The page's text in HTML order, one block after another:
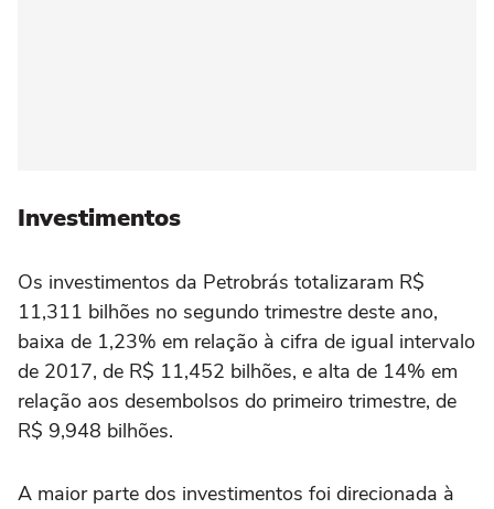
Investimentos
Os investimentos da Petrobrás totalizaram R$
11,311 bilhões no segundo trimestre deste ano,
baixa de 1,23% em relação à cifra de igual intervalo
de 2017, de R$ 11,452 bilhões, e alta de 14% em
relação aos desembolsos do primeiro trimestre, de
R$ 9,948 bilhões.
A maior parte dos investimentos foi direcionada à